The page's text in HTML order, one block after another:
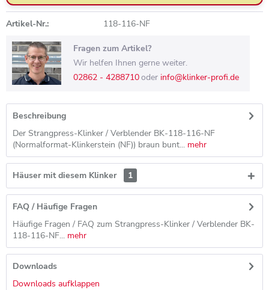
Artikel-Nr.: 118-116-NF
Fragen zum Artikel?
Wir helfen Ihnen gerne weiter.
02862 - 4288710oder info@klinker-profi.de
Beschreibung
Der Strangpress-Klinker / Verblender BK-118-116-NF
(Normalformat-Klinkerstein (NF)) braun bunt... mehr
Häuser mit diesem Klinker 1
FAQ / Häufige Fragen
Häufige Fragen / FAQ zum Strangpress-Klinker / Verblender BK-
118-116-NF... mehr
Downloads
Downloads aufklappen